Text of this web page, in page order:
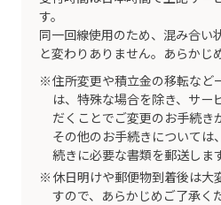
す。
同一回線使用のため、混み合い
と変わりありません。あらかじ
住所変更や積立金の移転など
は、特殊な場合を除き、サー
だくことでご変更のお手続き
その他のお手続きについては
続きに必要な書類を郵送しま
休日明けや郵便物到着後は大
すので、あらかじめご了承く